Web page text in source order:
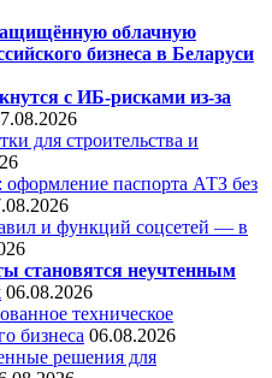
облачную
бизнеса в Беларуси
с ИБ-рисками из-за
для строительства и
паспорта АТЗ без
и функций соцсетей — в
становятся неучтенным
06.08.2026
техническое
бизнеса 06.08.2026
решения для